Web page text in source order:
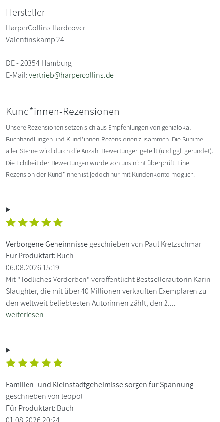
Hersteller
HarperCollins Hardcover
Valentinskamp 24
DE - 20354 Hamburg
E-Mail:vertrieb@harpercollins.de
Kund*innen-Rezensionen
Unsere Rezensionen setzen sich aus Empfehlungen von genialokal-
Buchhandlungen und Kund*innen-Rezensionen zusammen. Die Summe
aller Sterne wird durch die Anzahl Bewertungen geteilt (und ggf. gerundet).
Die Echtheit der Bewertungen wurde von uns nicht überprüft. Eine
Rezension der Kund*innen ist jedoch nur mit Kundenkonto möglich.
Verborgene Geheimnissegeschrieben von Paul Kretzschmar
Für Produktart: Buch
06.08.2026 15:19
Mit "Tödliches Verderben" veröffentlicht Bestsellerautorin Karin
Slaughter, die mit über 40 Millionen verkauften Exemplaren zu
den weltweit beliebtesten Autorinnen zählt, den 2....
weiterlesen
Familien- und Kleinstadtgeheimisse sorgen für Spannung
geschrieben von leopol
Für Produktart: Buch
01.08.2026 20:24